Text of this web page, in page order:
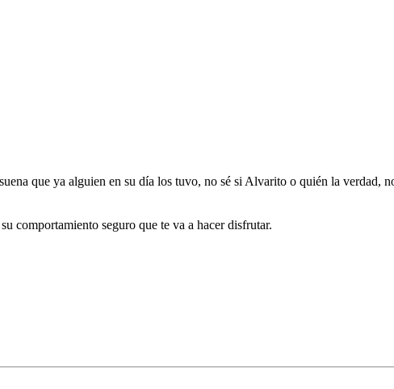
que ya alguien en su día los tuvo, no sé si Alvarito o quién la verdad,
comportamiento seguro que te va a hacer disfrutar.